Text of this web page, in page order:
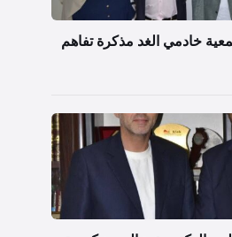
خادمي الغد مذكرة تفاهم